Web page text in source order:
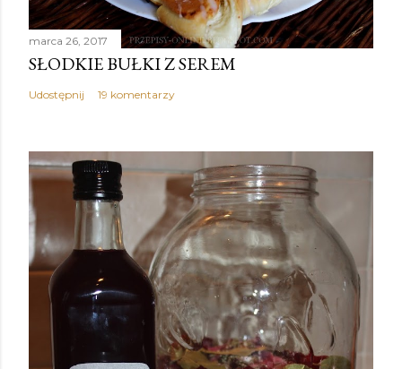
marca 26, 2017
SŁODKIE BUŁKI Z SEREM
Udostępnij 19 komentarzy